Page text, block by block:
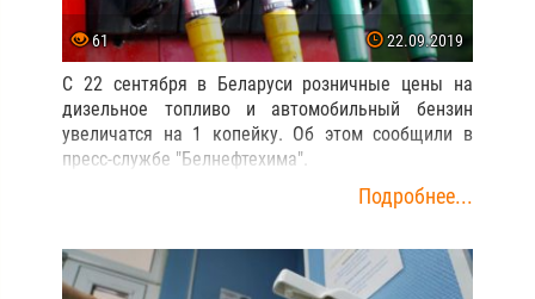
61 22.09.2019
С 22 сентября в Беларуси розничные цены на
дизельное топливо и автомобильный бензин
увеличатся на 1 копейку. Об этом сообщили в
пресс-службе "Белнефтехима".
Подробнее...